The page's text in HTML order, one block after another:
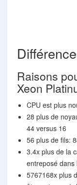
Raisons
Xeon
CPU est plus
28 plus de
44 versus 16
56 plus de fils:
3.4x plus de la
entreposé dans
5767168x plus